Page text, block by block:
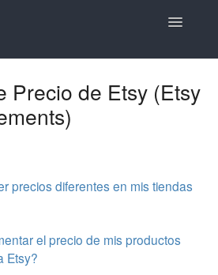
Toggle
Wix - Square
Faire Integration
Marketplace
Precio de Etsy (Etsy
precios diferentes en mis tiendas
el precio de mis productos
Etsy?